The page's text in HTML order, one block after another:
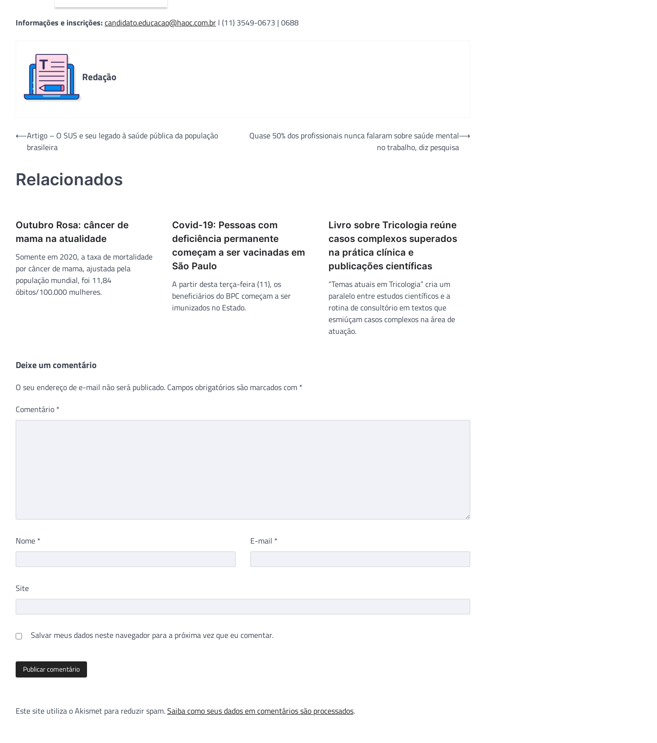
Informações e inscrições:candidato.educacao@haoc.com.br l (11) 3549-0673 | 0688
Redação
Navegação
⟵Artigo – O SUS e seu legado à saúde pública da população
brasileira
Quase 50% dos profissionais nunca falaram sobre saúde mental
no trabalho, diz pesquisa
⟶
Relacionados
Outubro Rosa: câncer de
mama na atualidade
Somente em 2020, a taxa de mortalidade
por câncer de mama, ajustada pela
população mundial, foi 11,84
óbitos/100.000 mulheres.
Covid-19: Pessoas com
deficiência permanente
começam a ser vacinadas em
São Paulo
A partir desta terça-feira (11), os
beneficiários do BPC começam a ser
imunizados no Estado.
Livro sobre Tricologia reúne
casos complexos superados
na prática clínica e
publicações científicas
“Temas atuais em Tricologia” cria um
paralelo entre estudos científicos e a
rotina de consultório em textos que
esmiúçam casos complexos na área de
atuação.
Deixe um comentário
O seu endereço de e-mail não será publicado. Campos obrigatórios são marcados com *
Comentário *
Nome * E-mail *
Site
Salvar meus dados neste navegador para a próxima vez que eu comentar.
Este site utiliza o Akismet para reduzir spam.Saiba como seus dados em comentários são processados.